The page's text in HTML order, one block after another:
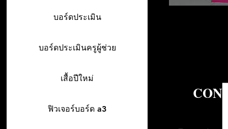
บอร์ดประเมิน
บอร์ดประเมินครูผู้ช่วย
เสื้อปีใหม่
ฟิวเจอร์บอร์ด a3